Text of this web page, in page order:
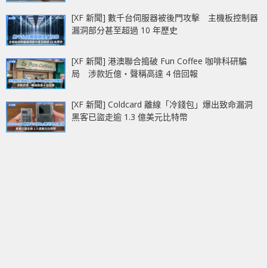
[XF 新聞] 數千台伺服器被後門攻擊 主機板控制器
漏洞部分甚至超過 10 年歷史
[XF 新聞] 港澳聯合搗破 Fun Coffee 咖啡科研騙
局 涉款近億‧聲稱高達 4 倍回報
[XF 新聞] Coldcard 離線「冷錢包」爆出致命漏洞
黑客已盜走逾 1.3 億美元比特幣